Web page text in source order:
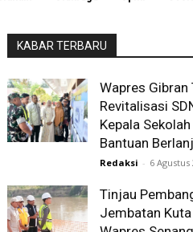
KABAR TERBARU
Wapres Gibran
Revitalisasi
Kepala
Bantuan
Redaksi - 6 Agustus
Tinjau
Jembatan